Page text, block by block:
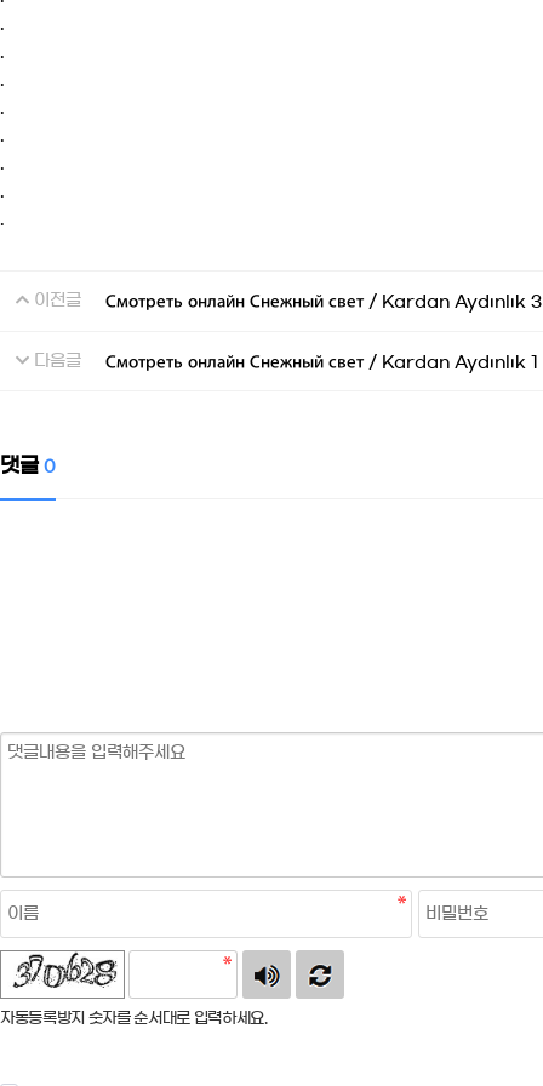
.
.
.
.
.
.
.
.
이전글 Смотреть онлайн Снежный свет / Kardan Aydınlık 3
다음글 Смотреть онлайн Снежный свет / Kardan Aydınlık 1
댓글0
자동등록방지 숫자를 순서대로 입력하세요.